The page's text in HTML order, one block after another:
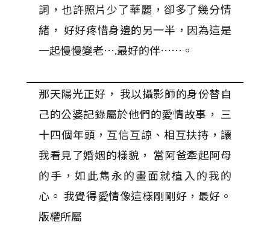
詞，也許照片少了華麗，卻多了幾分情
緒， 好好疼惜身邊的另一半，因為這是
一起慢慢變老….最好的伴……。
那天陽光正好， 我以攝影師的身份替自
己的公婆記錄屬於他們的愛情故事， 三
十四個年頭，互信互諒、相互扶持，讓
我看見了婚姻的樣貌， 當阿爸牽起阿母
的手，如此雋永的畫面就植入的我的
心。 我覺得愛情像這樣剛剛好，最好。
版權所屬